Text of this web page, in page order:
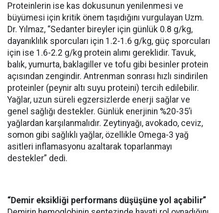
Proteinlerin ise kas dokusunun yenilenmesi ve
büyümesi için kritik önem taşıdığını vurgulayan Uzm.
Dr. Yılmaz, “Sedanter bireyler için günlük 0.8 g/kg,
dayanıklılık sporcuları için 1.2-1.6 g/kg, güç sporcuları
için ise 1.6-2.2 g/kg protein alımı gereklidir. Tavuk,
balık, yumurta, baklagiller ve tofu gibi besinler protein
açısından zengindir. Antrenman sonrası hızlı sindirilen
proteinler (peynir altı suyu proteini) tercih edilebilir.
Yağlar, uzun süreli egzersizlerde enerji sağlar ve
genel sağlığı destekler. Günlük enerjinin %20-35’i
yağlardan karşılanmalıdır. Zeytinyağı, avokado, ceviz,
somon gibi sağlıklı yağlar, özellikle Omega-3 yağ
asitleri inflamasyonu azaltarak toparlanmayı
destekler” dedi.
“Demir eksikliği performans düşüşüne yol açabilir”